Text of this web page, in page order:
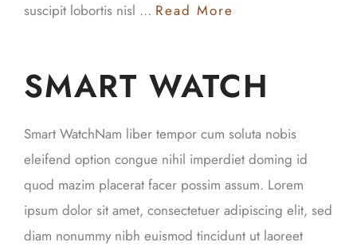
suscipit lobortis nisl … Read More
SMART WATCH
Smart WatchNam liber tempor cum soluta nobis
eleifend option congue nihil imperdiet doming id
quod mazim placerat facer possim assum. Lorem
ipsum dolor sit amet, consectetuer adipiscing elit, sed
diam nonummy nibh euismod tincidunt ut laoreet